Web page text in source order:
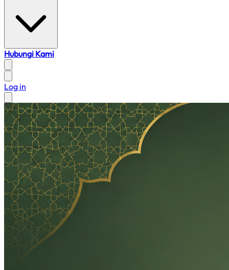
Hubungi Kami
Log in